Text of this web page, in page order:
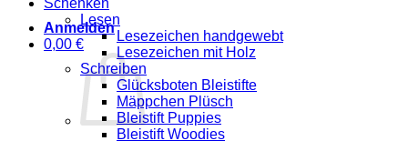
Anmelden
0,00 €
Lesen
Lesezeichen handgewebt
Lesezeichen mit Holz
Schreiben
Glücksboten Bleistifte
Mäppchen Plüsch
Bleistift Puppies
Bleistift Woodies